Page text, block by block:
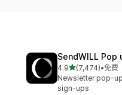
SendWILL Pop
4.9滿分 5 顆星
(7,474)
共有 7474 則評價
•免費
Newsletter pop-
sign-ups